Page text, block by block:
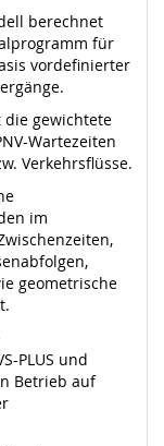
berechnet
für
vordefinierter
gewichtete
Wartezeiten
Verkehrsflüsse.
im
geometrische
PLUS und
Betrieb auf